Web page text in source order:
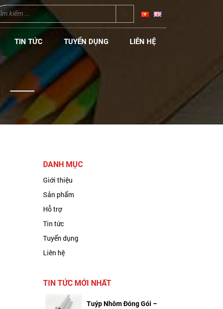
TIN TỨC TUYỂN DỤNG LIÊN HỆ
DANH MỤC
Giới thiệu
Sản phẩm
Hỗ trợ
Tin tức
Tuyển dụng
Liên hệ
TIN TỨC MỚI NHẤT
Tuýp Nhôm Đóng Gói –